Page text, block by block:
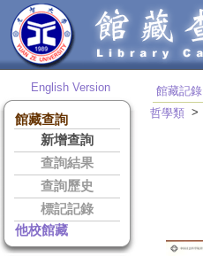
English Version
館藏查詢
新增查詢
查詢結果
查詢歷史
標記記錄
他校館藏
館藏記錄
哲學類 >